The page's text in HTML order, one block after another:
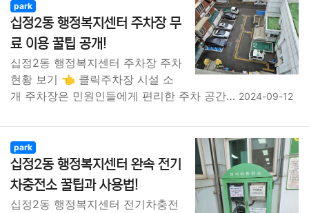
park
십정2동 행정복지센터 주차장 무
료 이용 꿀팁 공개!
십정2동 행정복지센터 주차장 주차
현황 보기 👈 클릭주차장 시설 소
개 주차장은 민원인들에게 편리한 주차 공간… 2024-09-12
park
십정2동 행정복지센터 완속 전기
차충전소 꿀팁과 사용법!
십정2동 행정복지센터 전기차충전